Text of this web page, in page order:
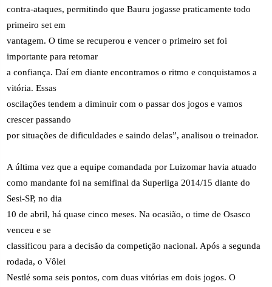
contra-ataques, permitindo que Bauru jogasse praticamente todo
primeiro set em
vantagem. O time se recuperou e vencer o primeiro set foi
importante para retomar
a confiança. Daí em diante encontramos o ritmo e conquistamos a
vitória. Essas
oscilações tendem a diminuir com o passar dos jogos e vamos
crescer passando
por situações de dificuldades e saindo delas”, analisou o treinador.
A última vez que a equipe comandada por Luizomar havia atuado
como mandante foi na semifinal da Superliga 2014/15 diante do
Sesi-SP, no dia
10 de abril, há quase cinco meses. Na ocasião, o time de Osasco
venceu e se
classificou para a decisão da competição nacional. Após a segunda
rodada, o Vôlei
Nestlé soma seis pontos, com duas vitórias em dois jogos. O